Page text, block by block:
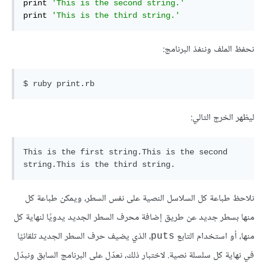
print
'This is the second string.'
print
'This is the third string.'
نحفظ الملف وننفذ البرنامج:
ليظهر الخرج التالي:
This is the first string.This is the second
نلاحظ طباعة كل السلاسل النصية على نفس السطر، ويمكن طباعة كل
منها بسطر جديد عن طريق إضافة محرف السطر الجديد يدويًا لنهاية كل
منها، أو استخدام التابع puts، الذي يضيف حرف السطر الجديد تلقائيًا
في نهاية كل سلسلة نصية. لاختبار ذلك، نعدّل على البرنامج السابق ونبدّل